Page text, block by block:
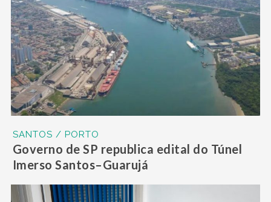
SANTOS / PORTO
Governo de SP republica edital do Túnel
Imerso Santos–Guarujá